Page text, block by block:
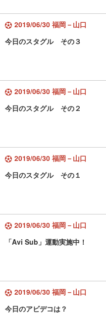
2019/06/30 福岡－山口
今日のスタグル その３
2019/06/30 福岡－山口
今日のスタグル その２
2019/06/30 福岡－山口
今日のスタグル その１
2019/06/30 福岡－山口
「Avi Sub」運動実施中！
2019/06/30 福岡－山口
今日のアビデコは？